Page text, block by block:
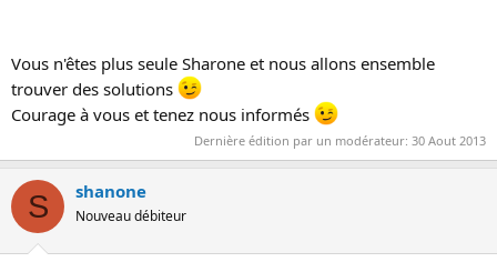
Vous n'êtes plus seule Sharone et nous allons ensemble
trouver des solutions
Courage à vous et tenez nous informés
Dernière édition par un modérateur: 30 Aout 2013
S shanone
Nouveau débiteur